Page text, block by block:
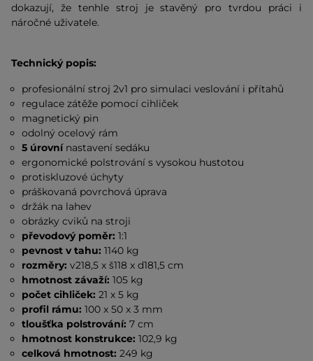
dokazují, že tenhle stroj je stavěný pro tvrdou práci i
náročné uživatele.
Technický popis:
profesionální stroj 2v1 pro simulaci veslování i přítahů
regulace zátěže pomocí cihliček
magnetický pin
odolný ocelový rám
5 úrovnínastavení sedáku
ergonomické polstrování s vysokou hustotou
protiskluzové úchyty
práškovaná povrchová úprava
držák na lahev
obrázky cviků na stroji
převodový poměr: 1:1
pevnost v tahu:1140 kg
rozměry:v218,5 x š118 x d181,5 cm
hmotnost závaží: 105 kg
počet cihliček:21 x 5 kg
profil rámu: 100 x 50 x 3 mm
tloušťka polstrování:7 cm
hmotnost konstrukce: 102,9 kg
celková hmotnost:249 kg